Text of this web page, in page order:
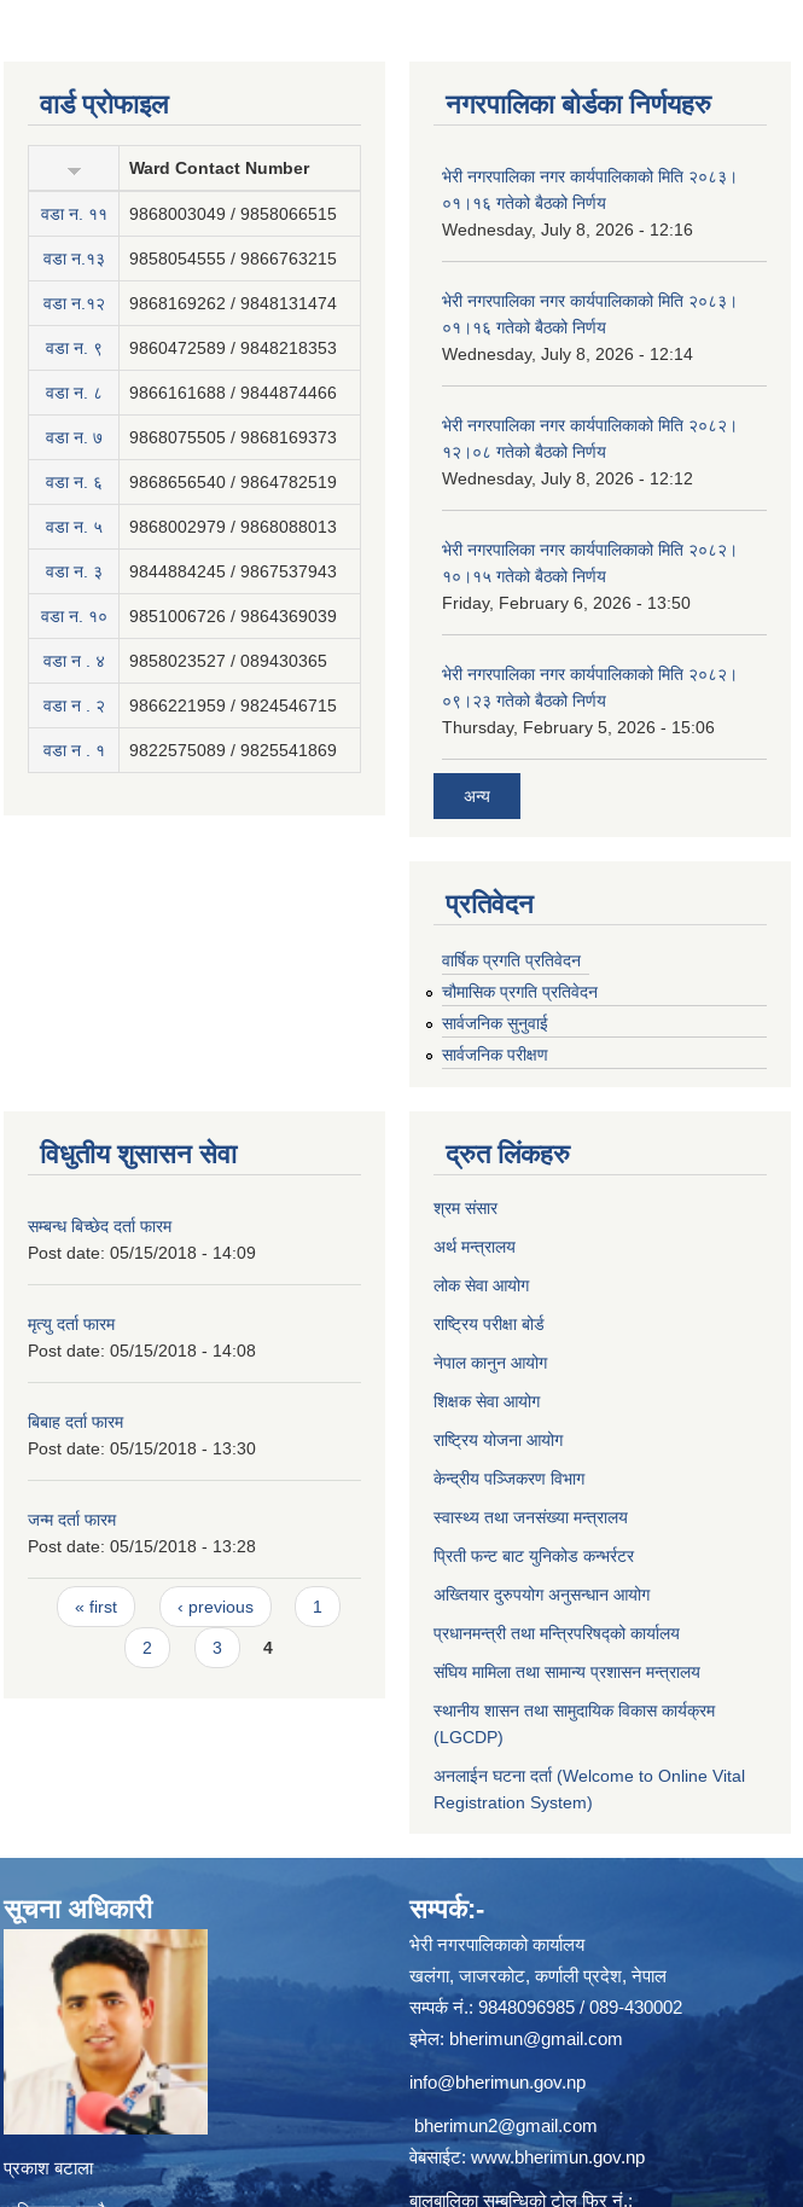
वार्ड प्रोफाइल
Ward Contact Number
वडा न‍. ११ 9868003049 / 9858066515
वडा न.१३ 9858054555 / 9866763215
वडा न.१२ 9868169262 / 9848131474
वडा न. ९ 9860472589 / 9848218353
वडा न. ८ 9866161688 / 9844874466
वडा न. ७ 9868075505 / 9868169373
वडा न. ६ 9868656540 / 9864782519
वडा न. ५ 9868002979 / 9868088013
वडा न. ३ 9844884245 / 9867537943
वडा न. १० 9851006726 / 9864369039
वडा न . ४ 9858023527 / 089430365
वडा न . २ 9866221959 / 9824546715
वडा न . १ 9822575089 / 9825541869
नगरपालिका बोर्डका निर्णयहरु
भेरी नगरपालिका नगर कार्यपालिकाको मिति २०८३।
०१।१६ गतेको बैठको निर्णय
Wednesday, July 8, 2026 - 12:16
भेरी नगरपालिका नगर कार्यपालिकाको मिति २०८३।
०१।१६ गतेको बैठको निर्णय
Wednesday, July 8, 2026 - 12:14
भेरी नगरपालिका नगर कार्यपालिकाको मिति २०८२।
१२।०८ गतेको बैठको निर्णय
Wednesday, July 8, 2026 - 12:12
भेरी नगरपालिका नगर कार्यपालिकाको मिति २०८२।
१०।१५ गतेको बैठको निर्णय
Friday, February 6, 2026 - 13:50
भेरी नगरपालिका नगर कार्यपालिकाको मिति २०८२।
०९।२३ गतेको बैठको निर्णय
Thursday, February 5, 2026 - 15:06
अन्य
प्रतिवेदन
वार्षिक प्रगति प्रतिवेदन
चौमासिक प्रगति प्रतिवेदन
सार्वजनिक सुनुवाई
सार्वजनिक परीक्षण
विधुतीय शुसासन सेवा
सम्बन्ध बिच्छेद दर्ता फारम
Post date: 05/15/2018 - 14:09
मृत्यु दर्ता फारम
Post date: 05/15/2018 - 14:08
बिबाह दर्ता फारम
Post date: 05/15/2018 - 13:30
जन्म दर्ता फारम
Post date: 05/15/2018 - 13:28
Pages
« first ‹ previous 1
2 3 4
द्रुत लिंकहरु
श्रम संसार
अर्थ मन्त्रालय
लोक सेवा आयोग
राष्ट्रिय परीक्षा बोर्ड
नेपाल कानुन आयोग
शिक्षक सेवा आयोग
राष्ट्रिय योजना आयोग
केन्द्रीय पञ्जिकरण विभाग
स्वास्थ्य तथा जनसंख्या मन्त्रालय
प्रिती फन्ट बाट युनिकोड कन्भर्रटर
अख्तियार दुरुपयोग अनुसन्धान आयोग
प्रधानमन्त्री तथा मन्त्रिपरिषद्को कार्यालय
संघिय मामिला तथा सामान्य प्रशासन मन्त्रालय
स्थानीय शासन तथा सामुदायिक विकास कार्यक्रम
(LGCDP)
अनलाईन घटना दर्ता (Welcome to Online Vital
Registration System)
सूचना अधिकारी
प्रकाश बटाला
सम्पर्क:-
भेरी नगरपालिकाको कार्यालय
खलंगा, जाजरकोट, कर्णाली प्रदेश, नेपाल
सम्पर्क नं.: 9848096985 / 089-430002
इमेल: bherimun@gmail.com
info@bherimun.gov.np
bherimun2@gmail.com
वेबसाईट: www.bherimun.gov.np
बालबालिका सम्बन्धिको टोल फ्रि नं.: